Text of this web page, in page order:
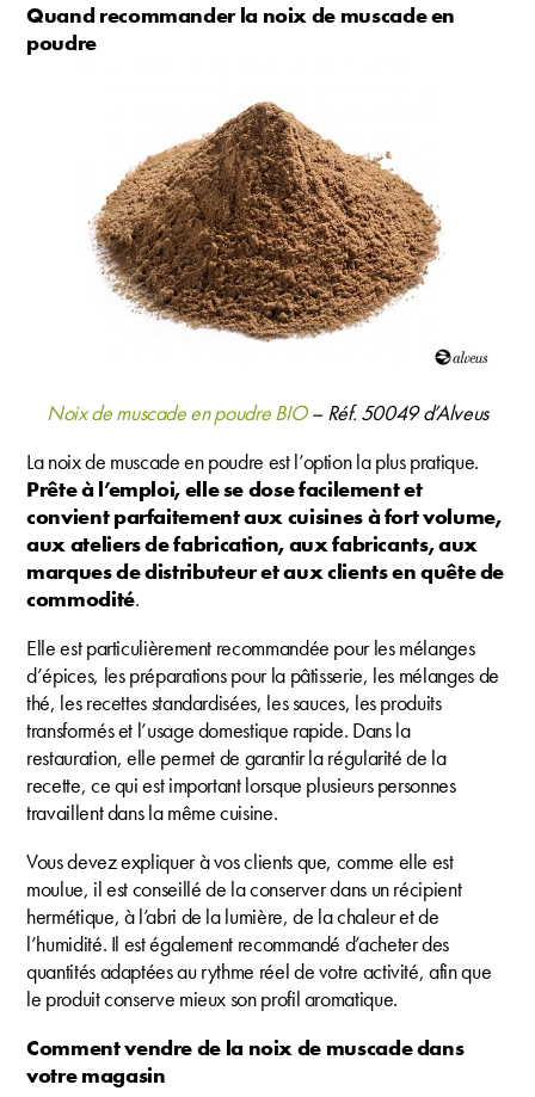
Quand recommander la noix de muscade en
poudre
Noix de muscade en poudre BIO– Réf. 50049 d’Alveus
La noix de muscade en poudre est l’option la plus pratique.
Prête à l’emploi, elle se dose facilement et
convient parfaitement aux cuisines à fort volume,
aux ateliers de fabrication, aux fabricants, aux
marques de distributeur et aux clients en quête de
commodité.
Elle est particulièrement recommandée pour les mélanges
d’épices, les préparations pour la pâtisserie, les mélanges de
thé, les recettes standardisées, les sauces, les produits
transformés et l’usage domestique rapide. Dans la
restauration, elle permet de garantir la régularité de la
recette, ce qui est important lorsque plusieurs personnes
travaillent dans la même cuisine.
Vous devez expliquer à vos clients que, comme elle est
moulue, il est conseillé de la conserver dans un récipient
hermétique, à l’abri de la lumière, de la chaleur et de
l’humidité. Il est également recommandé d’acheter des
quantités adaptées au rythme réel de votre activité, afin que
le produit conserve mieux son profil aromatique.
Comment vendre de la noix de muscade dans
votre magasin